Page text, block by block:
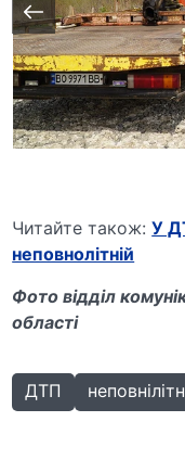
Читайте також:У
неповнолітній
Фото відділ
області
ДТП